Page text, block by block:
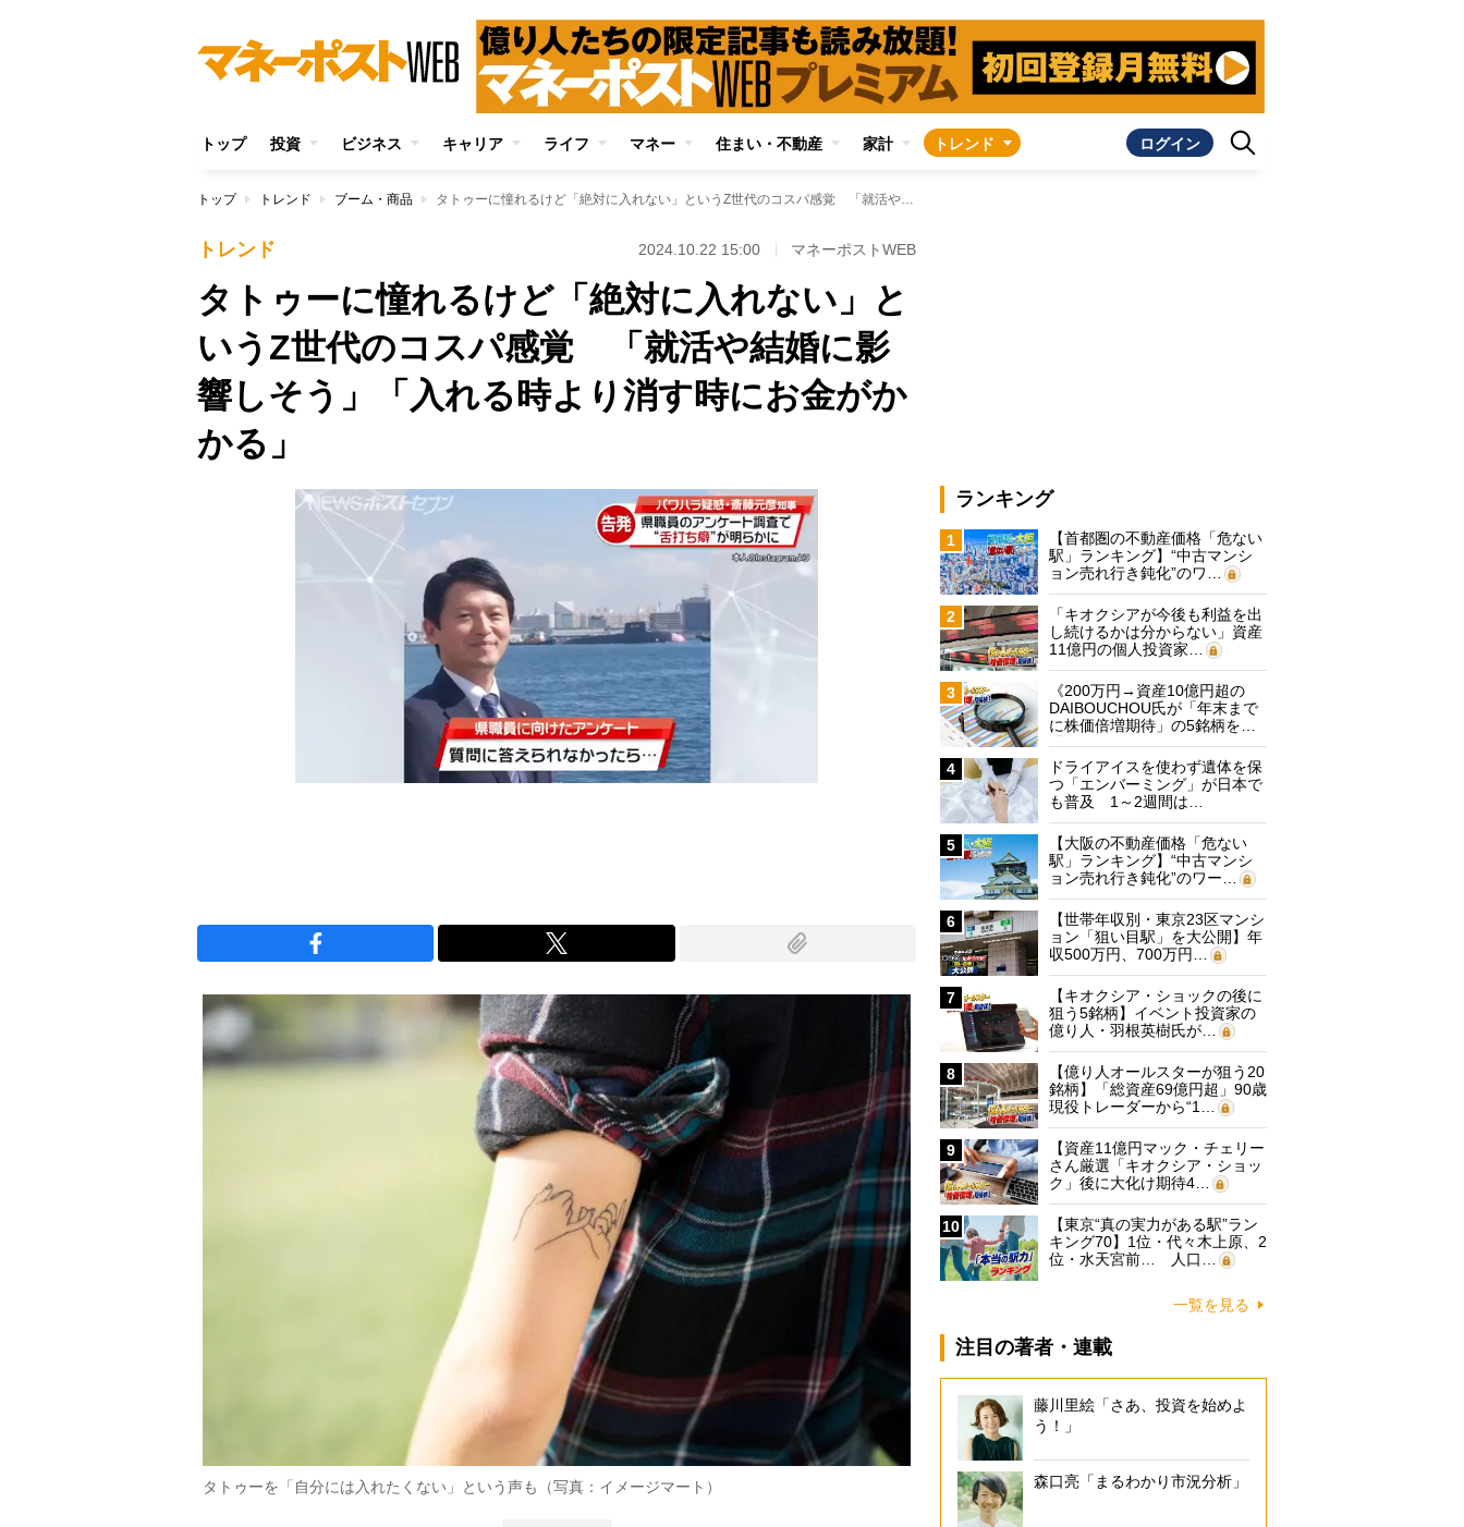
トップ 投資 ビジネス キャリア ライフ マネー 住まい・不動産 家計 トレンド ログイン
トップ トレンド ブーム・商品 タトゥーに憧れるけど「絶対に入れない」というZ世代のコスパ感覚 「就活や結婚に影響しそう」「入れる時より消す時にお金がかかる」
トレンド 2024.10.22 15:00 マネーポストWEB
タトゥーに憧れるけど「絶対に入れない」と
いうZ世代のコスパ感覚 「就活や結婚に影
響しそう」「入れる時より消す時にお金がか
かる」
タトゥーを「自分には入れたくない」という声も（写真：イメージマート）
ランキング
1
【首都圏の不動産価格「危ない
駅」ランキング】“中古マンシ
ョン売れ行き鈍化”のワ…
2
「キオクシアが今後も利益を出
し続けるかは分からない」資産
11億円の個人投資家…
3
《200万円→資産10億円超の
DAIBOUCHOU氏が「年末まで
に株価倍増期待」の5銘柄を…
4
ドライアイスを使わず遺体を保
つ「エンバーミング」が日本で
も普及 1～2週間は…
5
【大阪の不動産価格「危ない
駅」ランキング】“中古マンシ
ョン売れ行き鈍化”のワー…
6
【世帯年収別・東京23区マンシ
ョン「狙い目駅」を大公開】年
収500万円、700万円…
7
【キオクシア・ショックの後に
狙う5銘柄】イベント投資家の
億り人・羽根英樹氏が…
8
【億り人オールスターが狙う20
銘柄】「総資産69億円超」90歳
現役トレーダーから“1…
9
【資産11億円マック・チェリー
さん厳選「キオクシア・ショッ
ク」後に大化け期待4…
10
【東京“真の実力がある駅”ラン
キング70】1位・代々木上原、2
位・水天宮前… 人口…
一覧を見る
注目の著者・連載
藤川里絵「さあ、投資を始めよ
う！」
森口亮「まるわかり市況分析」